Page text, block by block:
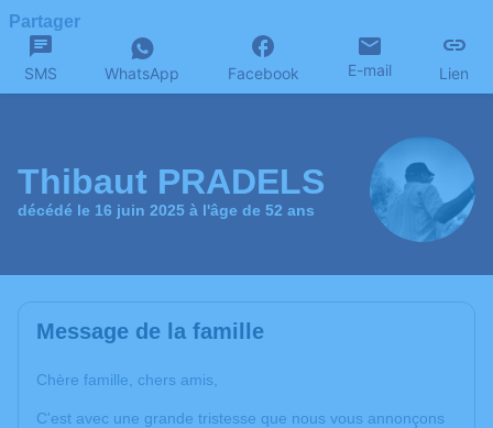
Partager
SMS WhatsApp Facebook E-mail Lien
Thibaut PRADELS
décédé le 16 juin 2025 à l'âge de 52 ans
Message de la famille
Chère famille, chers amis,
C'est avec une grande tristesse que nous vous annonçons